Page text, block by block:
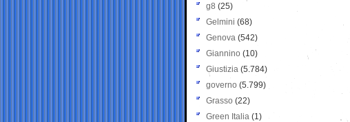
g8 (25)
Gelmini (68)
Genova (542)
Giannino (10)
Giustizia (5.784)
governo (5.799)
Grasso (22)
Green Italia (1)